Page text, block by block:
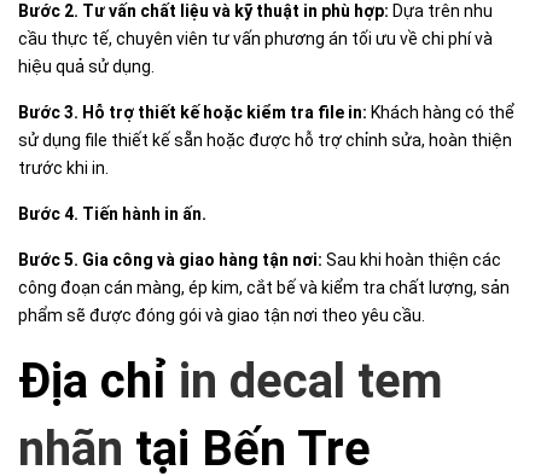
Bước 2. Tư vấn chất liệu và kỹ thuật in phù hợp: Dựa trên nhu
cầu thực tế, chuyên viên tư vấn phương án tối ưu về chi phí và
hiệu quả sử dụng.
Bước 3. Hỗ trợ thiết kế hoặc kiểm tra file in: Khách hàng có thể
sử dụng file thiết kế sẵn hoặc được hỗ trợ chỉnh sửa, hoàn thiện
trước khi in.
Bước 4. Tiến hành in ấn.
Bước 5. Gia công và giao hàng tận nơi: Sau khi hoàn thiện các
công đoạn cán màng, ép kim, cắt bế và kiểm tra chất lượng, sản
phẩm sẽ được đóng gói và giao tận nơi theo yêu cầu.
Địa chỉ in decal tem
nhãn tại Bến Tre